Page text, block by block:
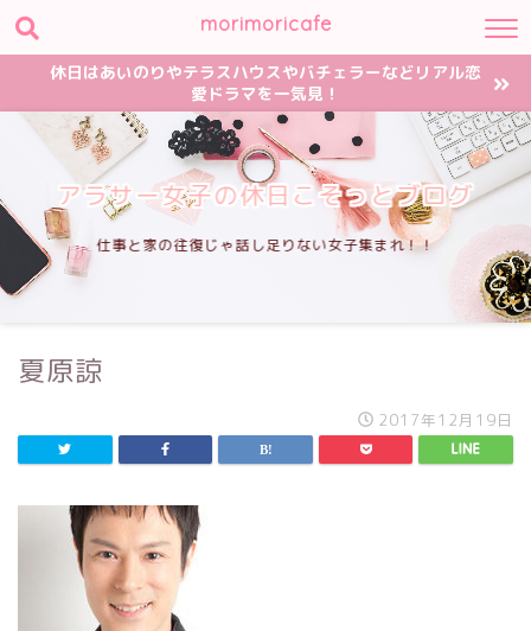
morimoricafe
休日はあいのりやテラスハウスやバチェラーなどリアル恋
愛ドラマを一気見！
アラサー女子の休日こそっとブログ
仕事と家の往復じゃ話し足りない女子集まれ！！
夏原諒
2017年12月19日